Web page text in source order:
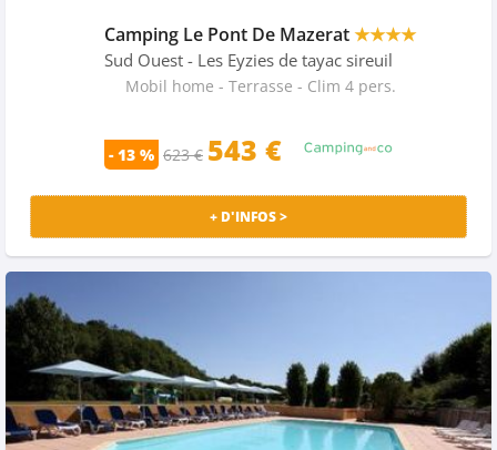
Camping Le Pont De Mazerat★★★★
Sud Ouest - Les Eyzies de tayac sireuil
Mobil home - Terrasse - Clim 4 pers.
- 13 % 623 € 543 €
+ D'INFOS >